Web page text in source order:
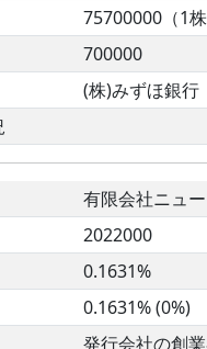
75700000（1
700000
(株)みずほ銀
有限会社ニュ
2022000
0.1631%
0.1631% (0%)
発行会社の創